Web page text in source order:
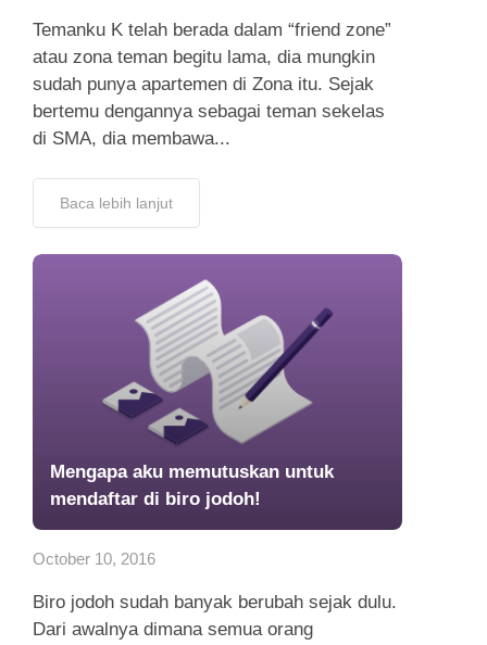
Temanku K telah berada dalam “friend zone”
atau zona teman begitu lama, dia mungkin
sudah punya apartemen di Zona itu. Sejak
bertemu dengannya sebagai teman sekelas
di SMA, dia membawa...
Baca lebih lanjut
Mengapa aku memutuskan untuk
mendaftar di biro jodoh!
October 10, 2016
Biro jodoh sudah banyak berubah sejak dulu.
Dari awalnya dimana semua orang